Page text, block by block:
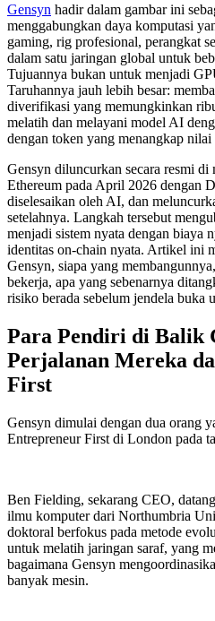
Gensyn hadir dalam gambar ini
menggabungkan daya komputasi
gaming, rig profesional, perangkat
dalam satu jaringan global untuk
Tujuannya bukan untuk menjadi
Taruhannya jauh lebih besar:
diverifikasi yang memungkinkan
melatih dan melayani model AI
dengan token yang menangkap
Gensyn diluncurkan secara resmi di
Ethereum pada April 2026 dengan
diselesaikan oleh AI, dan
setelahnya. Langkah tersebut
menjadi sistem nyata dengan biaya
identitas on-chain nyata. Artikel ini
Gensyn, siapa yang
bekerja, apa yang sebenarnya
risiko berada sebelum jendela buka
Para Pendiri di Balik
Perjalanan Mereka
First
Gensyn dimulai dengan dua orang
Entrepreneur First di London pada
Ben Fielding, sekarang CEO,
ilmu komputer dari Northumbria
doktoral berfokus pada metode
untuk melatih jaringan saraf, yang
bagaimana Gensyn
banyak mesin.